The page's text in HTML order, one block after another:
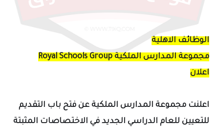
الوظائف الاهلية
مجموعة المدارس الملكية Royal Schools Group
اعلان
اعلنت مجموعة المدارس الملكية عن فتح باب التقديم
للتعيين للعام الدراسي الجديد في الاختصاصات المثبتة